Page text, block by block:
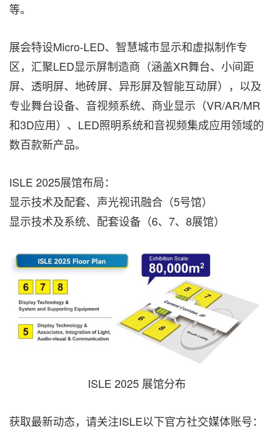
等。
展会特设Micro-LED、智慧城市显示和虚拟制作专
区，汇聚LED显示屏制造商（涵盖XR舞台、小间距
屏、透明屏、地砖屏、异形屏及智能互动屏），以及
专业舞台设备、音视频系统、商业显示（VR/AR/MR
和3D应用）、LED照明系统和音视频集成应用领域的
数百款新产品。
ISLE 2025展馆布局：
显示技术及配套、声光视讯融合（5号馆）
显示技术及系统、配套设备（6、7、8展馆）
ISLE 2025 展馆分布
获取最新动态，请关注ISLE以下官方社交媒体账号：